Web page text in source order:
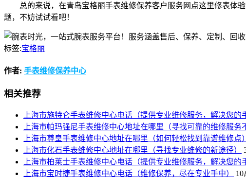
总的来说，在青岛宝格丽手表维修保养客户服务网点这里修表体
题，不妨试试看吧！
标签:宝格丽
作者: 手表维修保养中心
相关推荐
上海市施特仑手表维修中心电话（提供专业维修服务，解决您的
上海市帕玛强尼手表维修中心地址在哪里（寻找可靠的维修服务
上海市尊皇手表维修中心地址在哪里（如何轻松找到靠谱维修点）
上海市化石手表维修中心地址在哪里（寻找专业维修的新途径）
上海市柏莱士手表维修中心电话（提供专业维修服务，解决您的
上海市宝时捷手表维修中心电话（维修保养，尽在专业手中）
10